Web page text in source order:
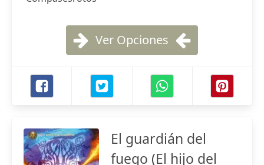
Ver Opciones
El guardián del
fuego (El hijo del